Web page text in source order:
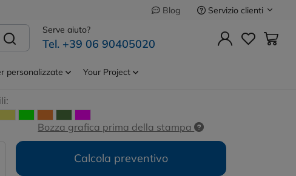
Blog
Servizio clienti
Serve aiuto?
Tel. +39 06 90405020
personalizzate Your Project
Precedente Successivo
corte unisex
R6399
Bozza grafica prima della stampa
Calcola preventivo